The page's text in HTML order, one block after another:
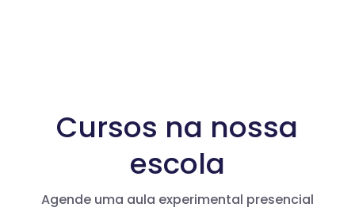
Cursos na nossa
escola
Agende uma aula experimental presencial